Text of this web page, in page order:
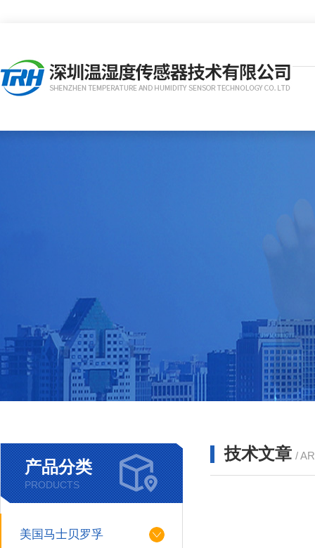
产品分类
PRODUCTS
美国马士贝罗孚
技术文章 /